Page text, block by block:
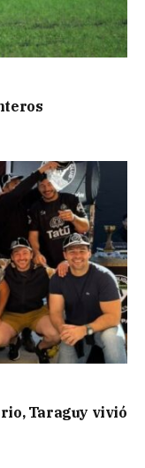
Taraguy vivió